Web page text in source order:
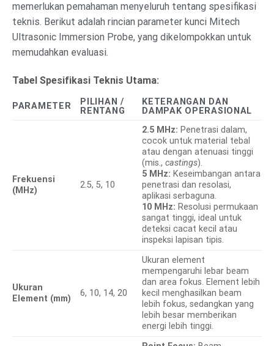
memerlukan pemahaman menyeluruh tentang spesifikasi
teknis. Berikut adalah rincian parameter kunci Mitech
Ultrasonic Immersion Probe, yang dikelompokkan untuk
memudahkan evaluasi.
Tabel Spesifikasi Teknis Utama:
PARAMETER
PILIHAN /
RENTANG
KETERANGAN DAN
DAMPAK OPERASIONAL
Frekuensi
(MHz)
2.5, 5, 10
2.5 MHz: Penetrasi dalam,
cocok untuk material tebal
atau dengan atenuasi tinggi
(mis.,castings).
5 MHz: Keseimbangan antara
penetrasi dan resolasi,
aplikasi serbaguna.
10 MHz: Resolusi permukaan
sangat tinggi, ideal untuk
deteksi cacat kecil atau
inspeksi lapisan tipis.
Ukuran
Element (mm)
6, 10, 14, 20
Ukuran element
mempengaruhi lebar beam
dan area fokus. Element lebih
kecil menghasilkan beam
lebih fokus, sedangkan yang
lebih besar memberikan
energi lebih tinggi.